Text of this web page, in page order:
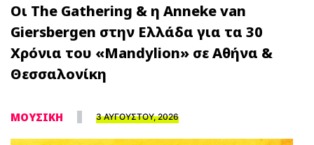
Οι The Gathering & η Anneke van
Giersbergen στην Ελλάδα για τα 30
Χρόνια του «Mandylion» σε Αθήνα &
Θεσσαλονίκη
ΜΟΥΣΙΚΗ 3 ΑΥΓΟΥΣΤΟΥ, 2026